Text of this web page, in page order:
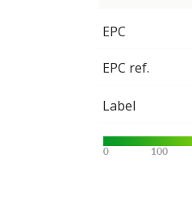
EPC
EPC ref.
Label